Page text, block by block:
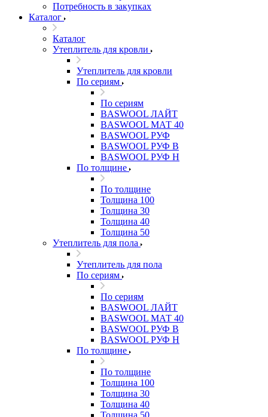
Потребность в закупках
Каталог
Каталог
Утеплитель для кровли
Утеплитель для кровли
По сериям
По сериям
BASWOOL ЛАЙТ
BASWOOL МАТ 40
BASWOOL РУФ
BASWOOL РУФ В
BASWOOL РУФ Н
По толщине
По толщине
Толщина 100
Толщина 30
Толщина 40
Толщина 50
Утеплитель для пола
Утеплитель для пола
По сериям
По сериям
BASWOOL ЛАЙТ
BASWOOL МАТ 40
BASWOOL РУФ В
BASWOOL РУФ Н
По толщине
По толщине
Толщина 100
Толщина 30
Толщина 40
Толщина 50